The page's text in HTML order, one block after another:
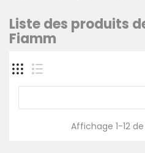
Liste des produits
Fiamm
Affichage 1-12